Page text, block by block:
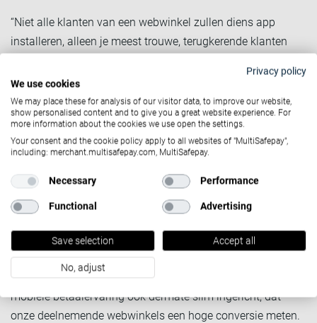
“Niet alle klanten van een webwinkel zullen diens app
installeren, alleen je meest trouwe, terugkerende klanten
ons klantenbestand zien wij echter dat de 10% meest loyale
klanten van een webwinkel goed zijn voor meer dan de helft
van diens omzet. Als een webwinkel met zijn app de
aankoopfrequentie van die loyale klanten met 25% kan
verhogen, dan realiseer je dus direct een omzetstijging van
ruim 12,5%. Conclusie: apps verhogen de loyaliteit van je
geeft aan blij te zijn met de vruchtbare samenwerking. "Niet
alleen staan meerdere apps van MultiSafepay klanten
binnen een paar maanden live, dankzij MultiSafepay is de
mobiele betaalervaring ook dermate slim ingericht, dat
onze deelnemende webwinkels een hoge conversie meten.
Privacy policy
We use cookies
We may place these for analysis of our visitor data, to improve our website,
show personalised content and to give you a great website experience. For
more information about the cookies we use open the settings.
Your consent and the cookie policy apply to all websites of "MultiSafepay",
including: merchant.multisafepay.com, MultiSafepay.
Necessary Performance
Functional Advertising
Save selection Accept all
No, adjust